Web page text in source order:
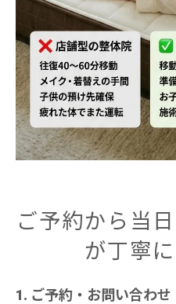
ご予約から当
が丁寧
1. ご予約・お問い合わせ